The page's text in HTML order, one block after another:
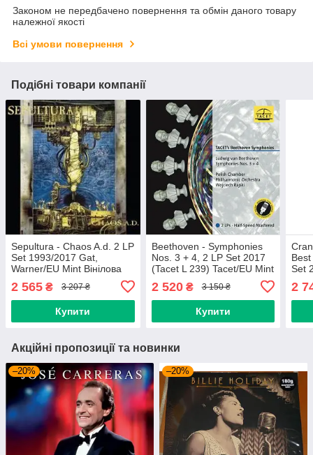
Законом не передбачено повернення та обмін даного товару
належної якості
Всі умови повернення
Подібні товари компанії
Sepultura - Chaos A.d. 2 LP
Set 1993/2017 Gat,
Warner/EU Mint Вінілова
2 565 ₴ 3 207 ₴
Купити
Beethoven - Symphonies
Nos. 3 + 4, 2 LP Set 2017
(Tacet L 239) Tacet/EU Mint
(art.245475)
2 520₴ 3 150 ₴
Купити
Set
2
Акційні пропозиції та новинки
–20% –20%